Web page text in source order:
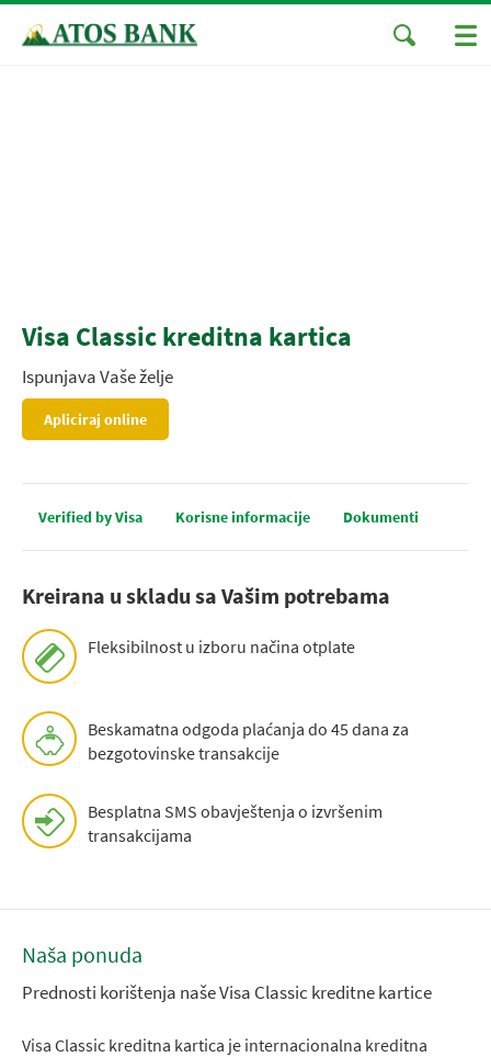
Visa Classic kreditna kartica
Ispunjava Vaše želje
Apliciraj online
Verified by Visa Korisne informacije Dokumenti
Kreirana u skladu sa Vašim potrebama
Fleksibilnost u izboru načina otplate
Beskamatna odgoda plaćanja do 45 dana za
bezgotovinske transakcije
Besplatna SMS obavještenja o izvršenim
transakcijama
Naša ponuda
Prednosti korištenja naše Visa Classic kreditne kartice
Visa Classic kreditna kartica je internacionalna kreditna